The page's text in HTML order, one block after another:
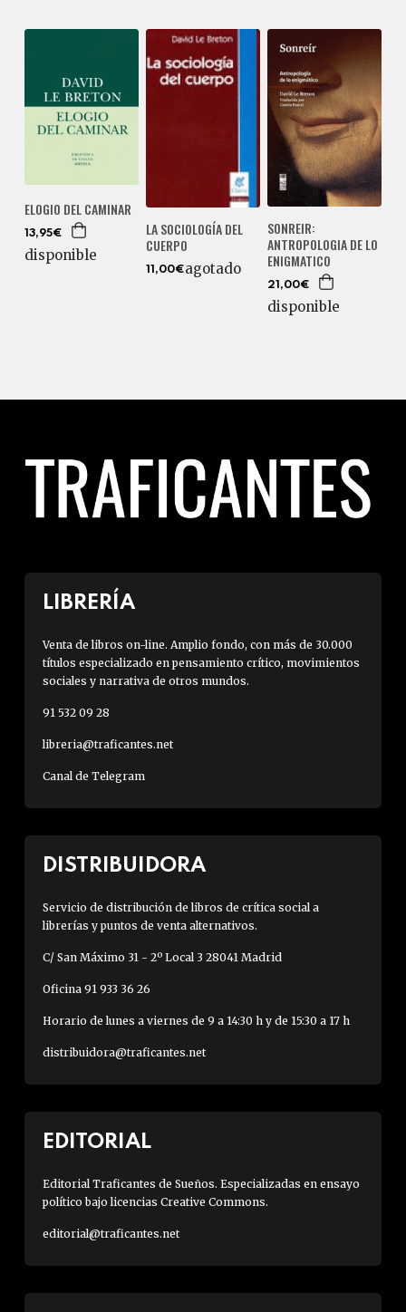
ELOGIO DEL CAMINAR
13,95€
disponible
LA SOCIOLOGÍA DEL
CUERPO
11,00€agotado
SONREIR:
ANTROPOLOGIA DE LO
ENIGMATICO
21,00€
disponible
LIBRERÍA
Venta de libros on-line. Amplio fondo, con más de 30.000
títulos especializado en pensamiento crítico, movimientos
sociales y narrativa de otros mundos.
91 532 09 28
libreria@traficantes.net
Canal de Telegram
DISTRIBUIDORA
Servicio de distribución de libros de crítica social a
librerías y puntos de venta alternativos.
C/ San Máximo 31 - 2º Local 3 28041 Madrid
Oficina 91 933 36 26
Horario de lunes a viernes de 9 a 14:30 h y de 15:30 a 17 h
distribuidora@traficantes.net
EDITORIAL
Editorial Traficantes de Sueños. Especializadas en ensayo
político bajo licencias Creative Commons.
editorial@traficantes.net